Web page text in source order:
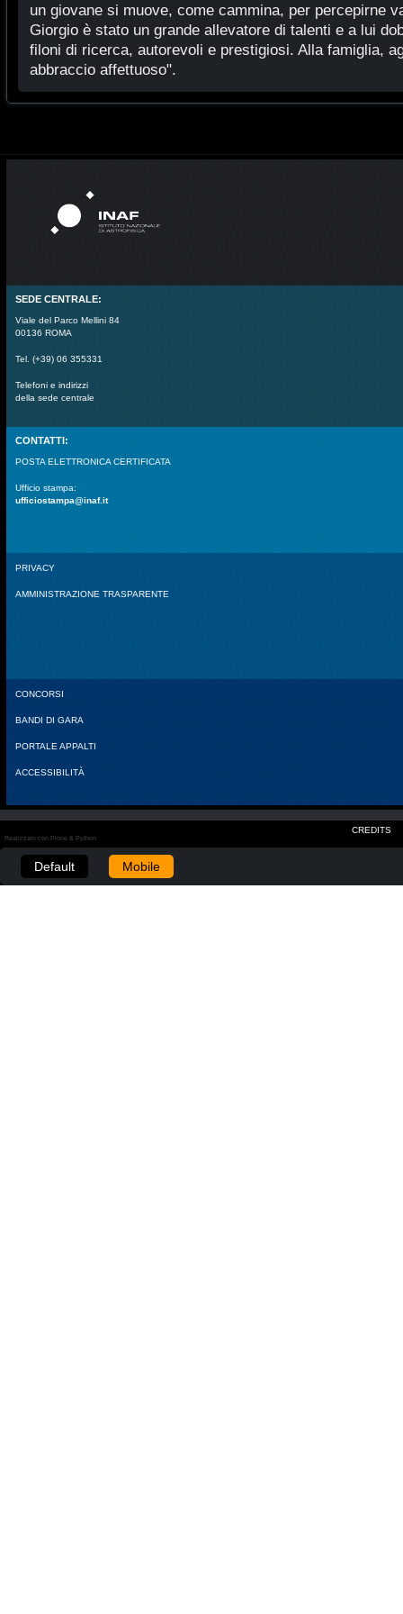
un giovane si muove, come cammina, per percepirne
Giorgio è stato un grande allevatore di talenti e a lui
filoni di ricerca, autorevoli e prestigiosi. Alla famiglia,
abbraccio affettuoso".
SEDE CENTRALE:
Viale del Parco Mellini 84
00136 ROMA
Tel. (+39) 06 355331
Telefoni e indirizzi
della sede centrale
CONTATTI:
POSTA ELETTRONICA CERTIFICATA
Ufficio stampa:
ufficiostampa@inaf.it
PRIVACY
AMMINISTRAZIONE TRASPARENTE
CONCORSI
BANDI DI GARA
PORTALE APPALTI
ACCESSIBILITÀ
CREDITS
Realizzato con Plone & Python
Default Mobile